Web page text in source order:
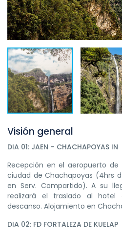
Visión general
DIA 01: JAEN – CHACHAPOYAS IN
Recepción en el aeropuerto de
ciudad de Chachapoyas (4hrs
en Serv. Compartido). A su
realizará el traslado al hotel
descanso. Alojamiento en
DIA 02: FD FORTALEZA DE KUELAP